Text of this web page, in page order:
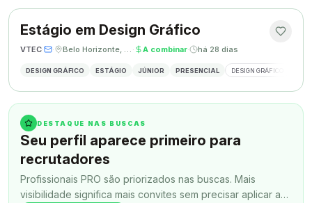
Estágio em Design Gráfico
VTEC· · Belo Horizonte, MG · A combinar· há 28 dias
DESIGN GRÁFICO ESTÁGIO JÚNIOR PRESENCIAL DESIGN GRÁFICO
DESTAQUE NAS BUSCAS
Seu perfil aparece primeiro para
recrutadores
Profissionais PRO são priorizados nas buscas. Mais
visibilidade significa mais convites sem precisar aplicar a